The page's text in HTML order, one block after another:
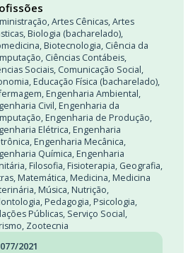
,Artes Cênicas,Artes
, Biologia (bacharelado),
, Biotecnologia, Ciência da
, Ciências Contábeis,
Sociais, Comunicação Social,
, Educação Física (bacharelado),
, Engenharia Ambiental,
Civil, Engenharia da
, Engenharia de Produção,
Elétrica, Engenharia
, Engenharia Mecânica,
Química, Engenharia
, Filosofia, Fisioterapia, Geografia,
, Matemática, Medicina, Medicina
, Música, Nutrição,
, Pedagogia, Psicologia,
Públicas, Serviço Social,
, Zootecnia
2021